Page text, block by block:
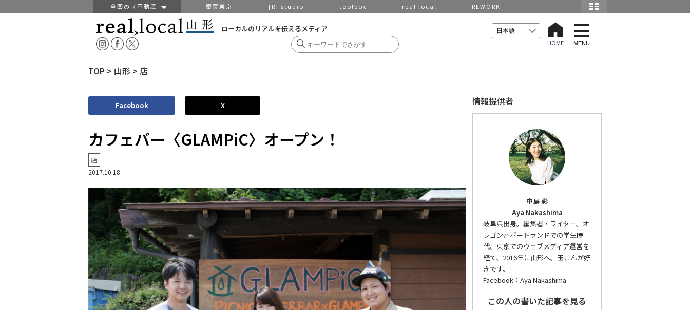
全国のＲ不動産 密買東京 [R] studio toolbox real local REWORK
ローカルのリアルを伝えるメディア
HOME
t
o
g
l
a
MENU
TOP > 山形 > 店
Facebook X
カフェバー〈GLAMPiC〉オープン！
店
2017.10.18
情報提供者
中島 彩
Aya Nakashima
岐阜県出身。編集者・ライター。オ
レゴン州ポートランドでの学生時
代、東京でのウェブメディア運営を
経て、2016年に山形へ。玉こんが好
きです。
Facebook： Aya Nakashima
この人の書いた記事を見る